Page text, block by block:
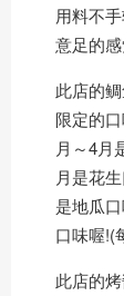
用料不
意足的感
此店的
限定的
月～4月
月是花
是地瓜
口味喔!(
此店的